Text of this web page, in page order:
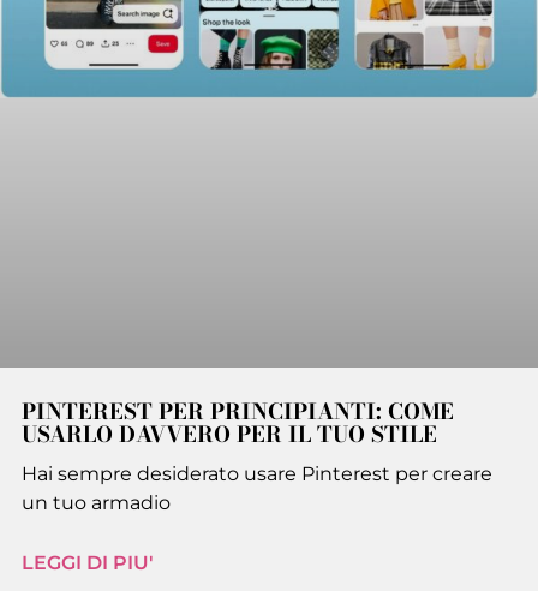
PINTEREST PER PRINCIPIANTI: COME
USARLO DAVVERO PER IL TUO STILE
Hai sempre desiderato usare Pinterest per creare
un tuo armadio
LEGGI DI PIU'